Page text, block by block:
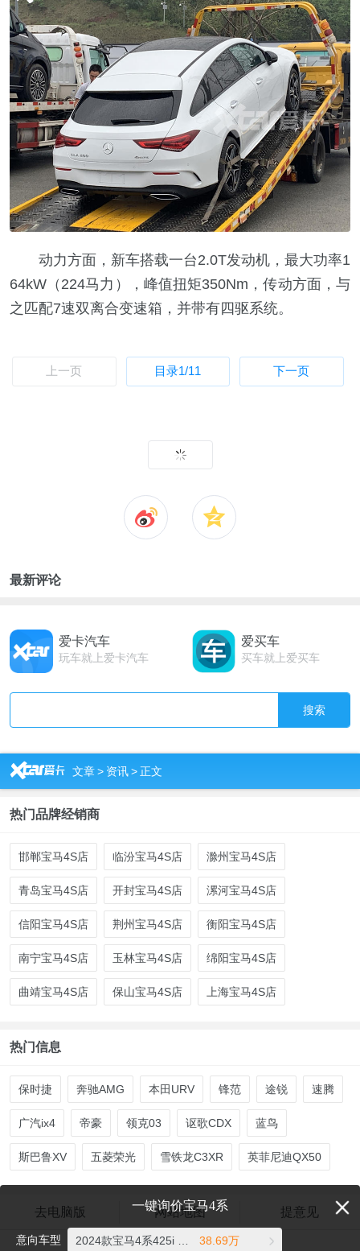
动力方面，新车搭载一台2.0T发动机，最大功率1
64kW（224马力），峰值扭矩350Nm，传动方面，与
之匹配7速双离合变速箱，并带有四驱系统。
上一页 目录1/11 下一页
最新评论
爱卡汽车
玩车就上爱卡汽车
爱买车
买车就上爱买车
搜索
R 文章> 资讯>正文
热门品牌经销商
邯郸宝马4S店 临汾宝马4S店 滁州宝马4S店
青岛宝马4S店 开封宝马4S店 漯河宝马4S店
信阳宝马4S店 荆州宝马4S店 衡阳宝马4S店
南宁宝马4S店 玉林宝马4S店 绵阳宝马4S店
曲靖宝马4S店 保山宝马4S店 上海宝马4S店
热门信息
保时捷 奔驰AMG 本田URV 锋范 途锐 速腾
广汽ix4 帝豪 领克03 讴歌CDX 蓝鸟
斯巴鲁XV 五菱荣光 雪铁龙C3XR 英菲尼迪QX50
去电脑版 网站地图 提意见
爱卡汽车©2026 xcar.com.cn
一键询价宝马4系
意向车型 38.69万